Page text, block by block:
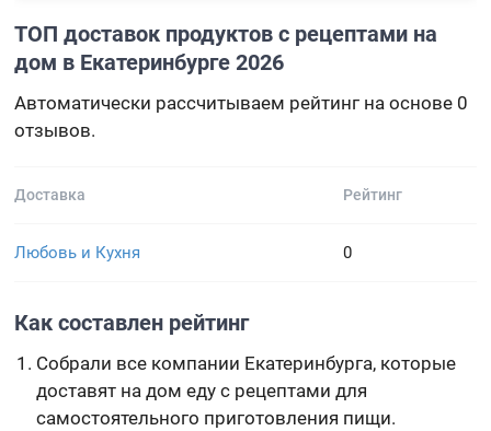
ТОП доставок продуктов с рецептами на
дом в Екатеринбурге 2026
Автоматически рассчитываем рейтинг на основе 0
отзывов.
Доставка Рейтинг
Любовь и Кухня 0
Как составлен рейтинг
Собрали все компании Екатеринбурга, которые
доставят на дом еду с рецептами для
самостоятельного приготовления пищи.